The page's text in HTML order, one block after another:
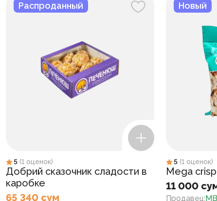
Распроданный
5 (1 оценок)
Добрий сказочник сладости в
каробке
65 340 сум
Новый
5 (1 оценок)
Mega
11 000
Продавец: